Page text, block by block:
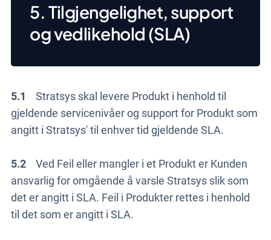
5. Tilgjengelighet, support
og vedlikehold (SLA)
5.1
Stratsys skal levere Produkt i henhold til
gjeldende servicenivåer og support for Produkt som
angitt i Stratsys' til enhver tid gjeldende SLA.
5.2
Ved Feil eller mangler i et Produkt er Kunden
ansvarlig for omgående å varsle Stratsys slik som
det er angitt i SLA. Feil i Produkter rettes i henhold
til det som er angitt i SLA.